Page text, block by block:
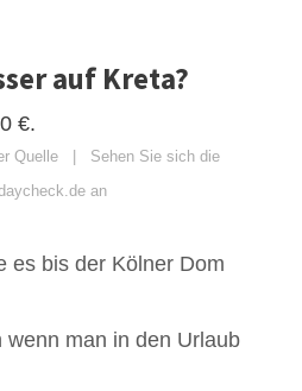
auf Kreta?
€.
Quelle | Sehen Sie sich die
an
es bis der Kölner Dom
wenn man in den Urlaub